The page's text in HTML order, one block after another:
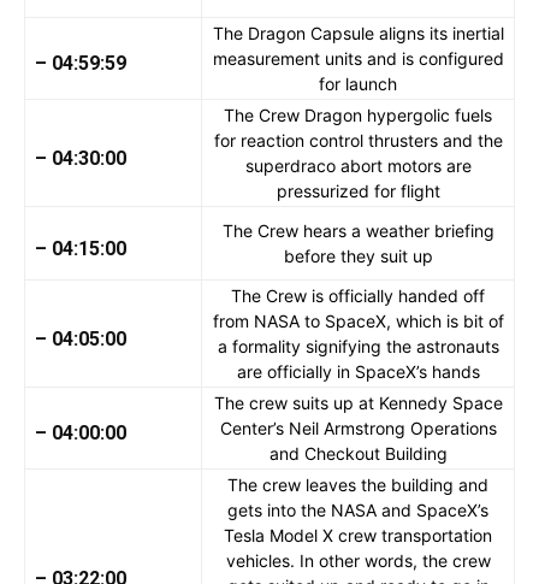
– 04:59:59
The Dragon Capsule aligns its inertial
measurement units and is configured
for launch
– 04:30:00
The Crew Dragon hypergolic fuels
for reaction control thrusters and the
superdraco abort motors are
pressurized for flight
– 04:15:00
The Crew hears a weather briefing
before they suit up
– 04:05:00
The Crew is officially handed off
from NASA to SpaceX, which is bit of
a formality signifying the astronauts
are officially in SpaceX’s hands
– 04:00:00
The crew suits up at Kennedy Space
Center’s Neil Armstrong Operations
and Checkout Building
– 03:22:00
The crew leaves the building and
gets into the NASA and SpaceX’s
Tesla Model X crew transportation
vehicles. In other words, the crew